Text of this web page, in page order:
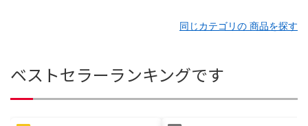
同じカテゴリの 商品を探す
ベストセラーランキングです